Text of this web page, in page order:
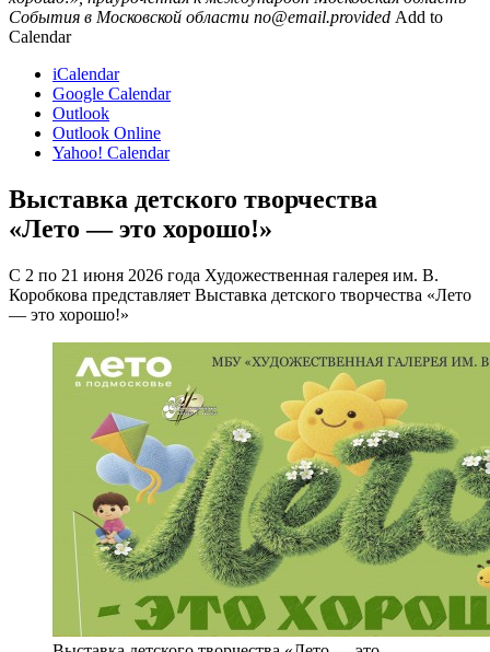
События в Московской области no@email.provided Add to
Calendar
iCalendar
Google Calendar
Outlook
Outlook Online
Yahoo! Calendar
Выставка детского творчества
«Лето — это хорошо!»
С 2 по 21 июня 2026 года Художественная галерея им. В.
Коробкова представляет Выставка детского творчества «Лето
— это хорошо!»